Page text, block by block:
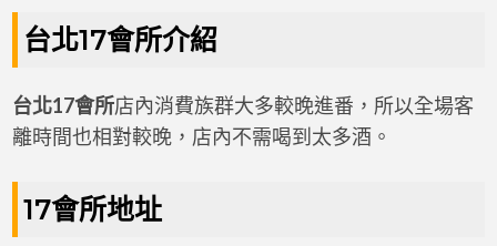
台北17會所介紹
台北17會所店內消費族群大多較晚進番，所以全場客
離時間也相對較晚，店內不需喝到太多酒。
17會所地址